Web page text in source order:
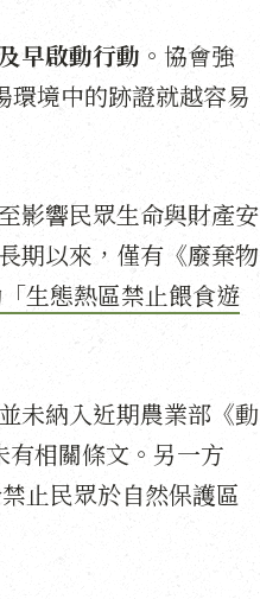
早啟動行動 。協會強
環境中的跡證就越容易
影響民眾生命與財產安
期以來，僅有《廢棄物
生態熱區禁止餵食遊
未納入近期農業部《動
相關條文。另一方
止民眾於自然保護區